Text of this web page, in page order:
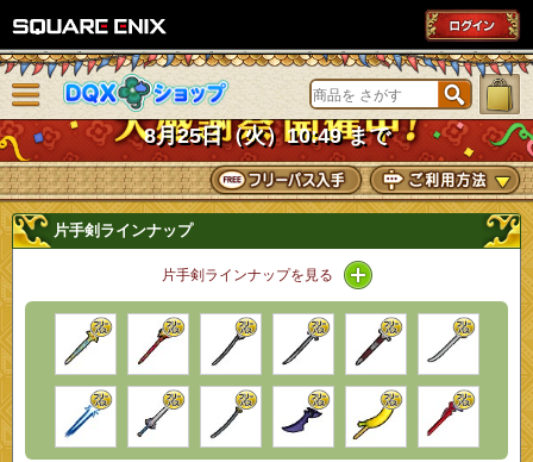
DQXショップ
8月25日（火）10:49 まで
ニューを閉じる
片手剣ラインナップ
片手剣ラインナップを見る